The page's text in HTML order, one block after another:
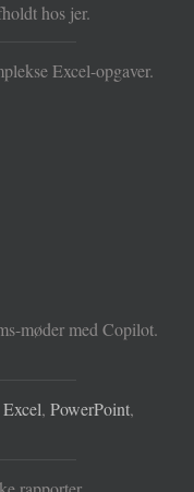
hos jer.
Excel-opgaver.
møder med Copilot.
Excel, PowerPoint,